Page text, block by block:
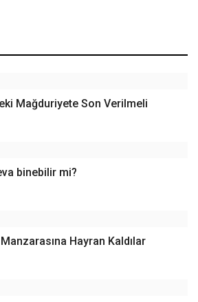
Mağduriyete Son Verilmeli
binebilir mi?
Hayran Kaldılar